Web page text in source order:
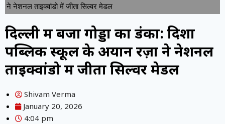
ने नेशनल ताइक्वांडो में जीता सिल्वर मेडल
दिल्ली में बजा गोड्डा का डंका: दिशा
पब्लिक स्कूल के अयान रज़ा ने नेशनल
ताइक्वांडो में जीता सिल्वर मेडल
Shivam Verma
January 20, 2026
4:04 pm